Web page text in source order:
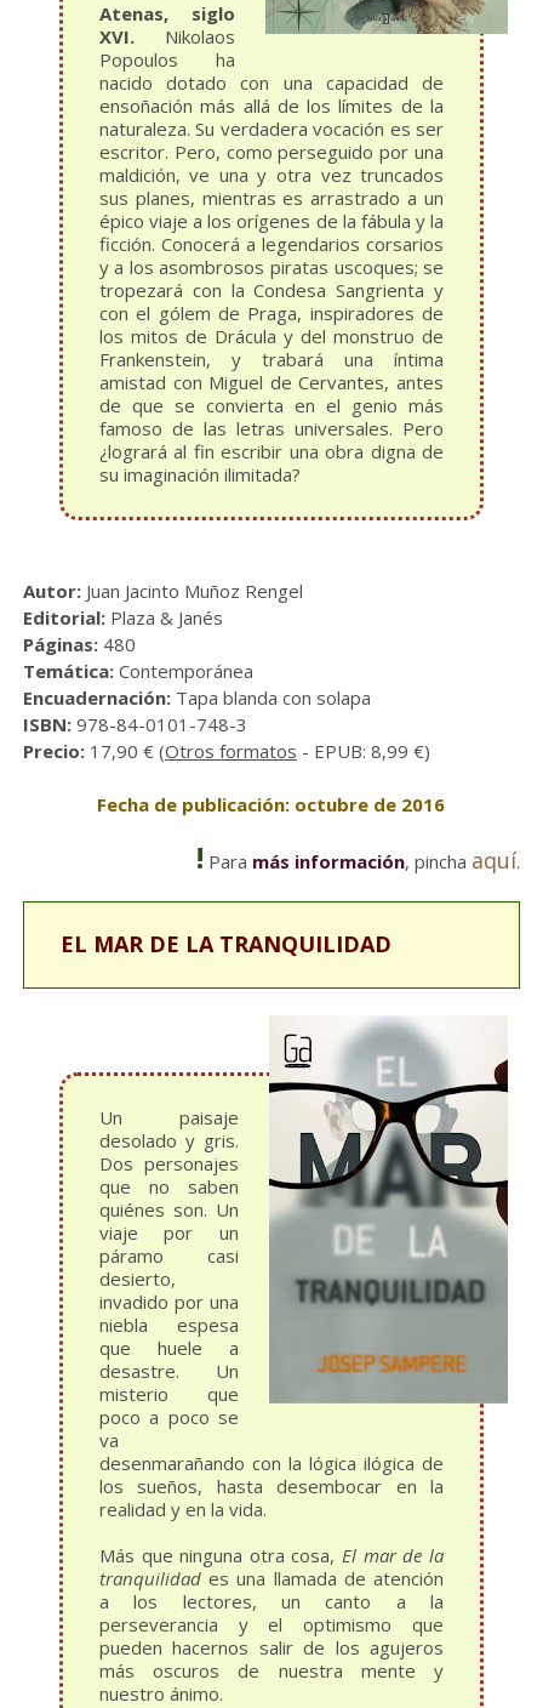
Atenas, siglo
XVI.Nikolaos
Popoulos ha
nacido dotado con una capacidad de
ensoñación más allá de los límites de la
naturaleza. Su verdadera vocación es ser
escritor. Pero, como perseguido por una
maldición, ve una y otra vez truncados
sus planes, mientras es arrastrado a un
épico viaje a los orígenes de la fábula y la
ficción. Conocerá a legendarios corsarios
y a los asombrosos piratas uscoques; se
tropezará con la Condesa Sangrienta y
con el gólem de Praga, inspiradores de
los mitos de Drácula y del monstruo de
Frankenstein, y trabará una íntima
amistad con Miguel de Cervantes, antes
de que se convierta en el genio más
famoso de las letras universales. Pero
¿logrará al fin escribir una obra digna de
su imaginación ilimitada?
Autor: Juan Jacinto Muñoz Rengel
Editorial:Plaza & Janés
Páginas:480
Temática:Contemporánea
Encuadernación:Tapa blanda con solapa
ISBN: 978-84-0101-748-3
Precio:17,90 € (Otros formatos - EPUB: 8,99 €)
Fecha de publicación: octubre de 2016
! Para más información, pincha aquí.
EL MAR DE LA TRANQUILIDAD
Un paisaje
desolado y gris.
Dos personajes
que no saben
quiénes son. Un
viaje por un
páramo casi
desierto,
invadido por una
niebla espesa
que huele a
desastre. Un
misterio que
poco a poco se
va
desenmarañando con la lógica ilógica de
los sueños, hasta desembocar en la
realidad y en la vida.
Más que ninguna otra cosa,El mar de la
tranquilidades una llamada de atención
a los lectores, un canto a la
perseverancia y el optimismo que
pueden hacernos salir de los agujeros
más oscuros de nuestra mente y
nuestro ánimo.